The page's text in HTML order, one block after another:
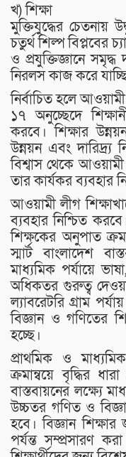
খ) শিক্ষা
মুক্তিযুদ্ধের চেতনায়
চতুর্থ শিল্প বিপ্লবের
ও প্রযুক্তিজ্ঞানে
নিরলস কাজ করে
নির্বাচিত হলে
১৭ অনুচ্ছেদে
করবে। শিক্ষার
উন্নয়ন এবং
বিশ্বাস থেকে
তার কার্যকর ব্যবহার
আওয়ামী লীগ
ব্যবহার নিশ্চিত
শিক্ষকের অনুপাত
স্মার্ট বাংলাদেশ
মাধ্যমিক পর্যায়ে
অধিকতর গুরুত্ব
ল্যাবরেটরি গ্রাম
বিজ্ঞান ও গণিতের
হচ্ছে।
প্রাথমিক ও
ক্রমান্বয়ে বৃদ্ধির
বাস্তবায়নের লক্ষ্যে
উচ্চতর গণিত ও
হবে। বিজ্ঞান
পর্যন্ত সম্প্রসারণ